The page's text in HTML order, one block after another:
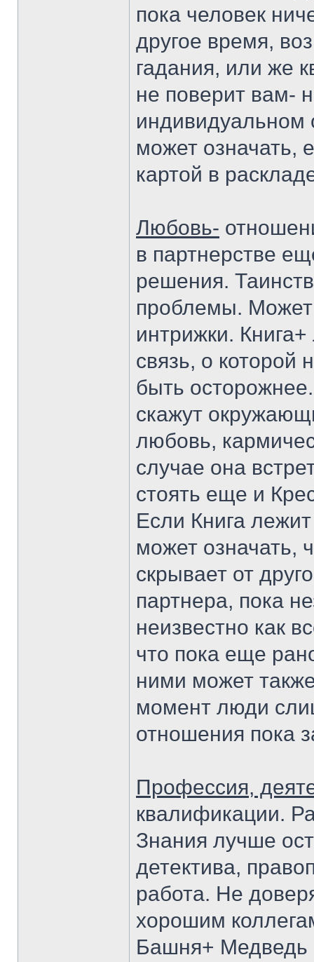
пока человек
другое время,
гадания, или же
не поверит вам-
индивидуальном
может означать,
картой в
Любовь-
в партнерстве
решения.
проблемы.
интрижки.
связь, о которой
быть
скажут
любовь,
случае она
стоять еще и
Если Книга
может означать,
скрывает от
партнера, пока
неизвестно как
что пока еще
ними может
момент люди
отношения пока
Профессия,
квалификации.
Знания лучше
детектива,
работа. Не
хорошим
Башня+ Медведь